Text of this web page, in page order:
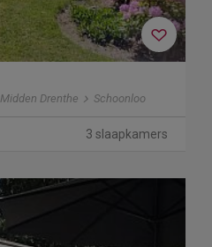
Midden Drenthe Schoonloo
3 slaapkamers